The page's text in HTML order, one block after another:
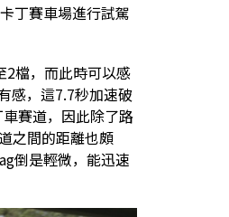
丁賽車場進行試駕
2檔，而此時可以感
感，這7.7秒加速破
賽道，因此除了路
之間的距離也頗
倒是輕微，能迅速